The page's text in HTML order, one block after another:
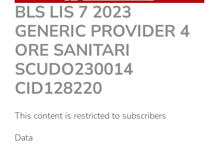
BLS LIS 7 2023
GENERIC PROVIDER 4
ORE SANITARI
SCUDO230014
CID128220
This content is restricted to subscribers
Data